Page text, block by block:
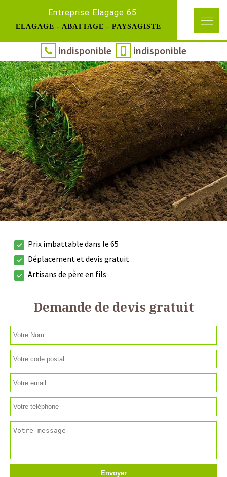
Entreprise Elagage 65
ELAGAGE - ABATTAGE - PAYSAGISTE
indisponible indisponible
Prix imbattable dans le 65
Déplacement et devis gratuit
Artisans de père en fils
Demande de devis gratuit